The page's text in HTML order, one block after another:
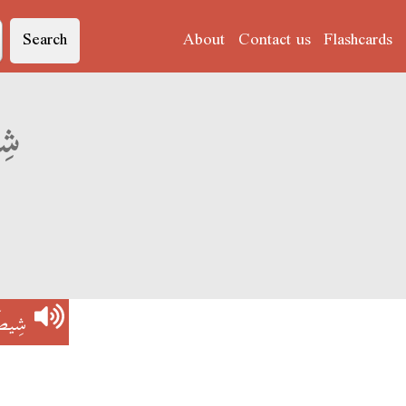
Search About Contact us Flashcards